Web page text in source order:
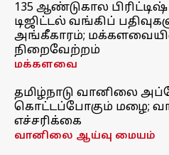
135 ஆண்டுகால
டிஜிட்டல் வங்கிப்
அங்கீகாரம்;
நிறைவேற்றம்
மக்களவை
தமிழ்நாடு வானிலை
கொட்டப்போகும் மழை;
எச்சரிக்கை
வானிலை ஆய்வு மையம்